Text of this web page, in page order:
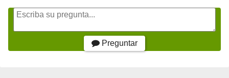
Preguntar